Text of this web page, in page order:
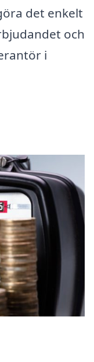
det enkelt
och
i